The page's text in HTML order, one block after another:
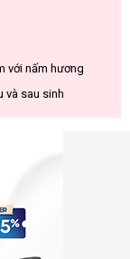
với nấm hương
và sau sinh